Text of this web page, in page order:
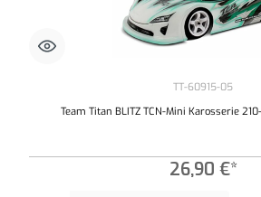
TT-60915-05
Team Titan BLITZ TCN-Mini Karosserie
26,90 €*